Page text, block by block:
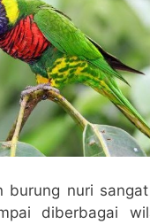
burung nuri
diberbagai